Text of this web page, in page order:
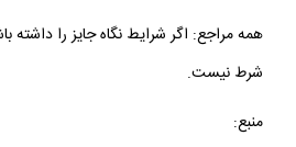
همه مراجع: اگر شرايط نگاه جايز را داشته
شرط نيست.
منبع: